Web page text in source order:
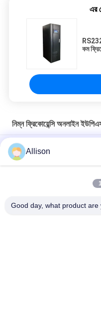
এর
কম
নিম্ন ফ্রিকোয়েন্সি অনলাইন
20KVA-200KVA নিম্ন ফ্রিকোয়েন্সি
উচ্চ দক্ষ ডিএসপি চিপ সহ তিন ধাপে কম
লো ফ্রিকোয়েন্সি থ্রি ফেজ অনলাইন
Allison
Good day, what product